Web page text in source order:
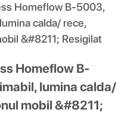
Homeflow B-5003,
calda/ rece,
&#8211; Resigilat
Homeflow B-
lumina calda/
mobil &#8211;